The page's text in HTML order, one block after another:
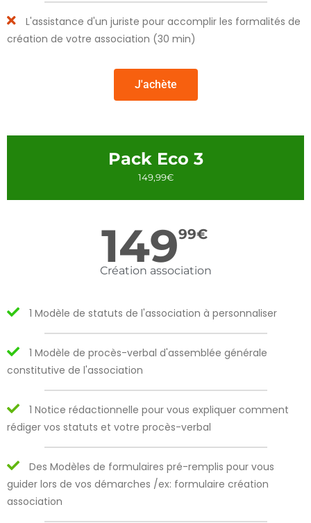
L'assistance d'un juriste pour accomplir les formalités de
création de votre association (30 min)
J'achète
Pack Eco 3
149,99€
14999€
Création association
1 Modèle de statuts de l'association à personnaliser
1 Modèle de procès-verbal d'assemblée générale
constitutive de l'association
1 Notice rédactionnelle pour vous expliquer comment
rédiger vos statuts et votre procès-verbal
Des Modèles de formulaires pré-remplis pour vous
guider lors de vos démarches /ex: formulaire création
association